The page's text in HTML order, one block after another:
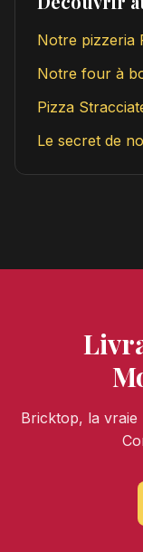
Notre pizzeria
Notre four à
Pizza
Le secret de
Bricktop, la vraie